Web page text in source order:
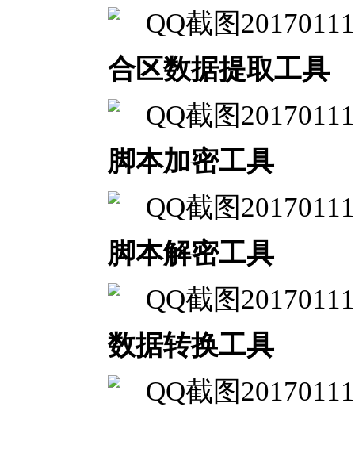
合区数据提取工具
脚本加密工具
脚本解密工具
数据转换工具